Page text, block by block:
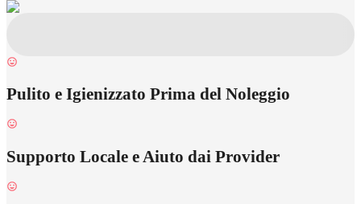
Pulito e Igienizzato Prima del Noleggio
Supporto Locale e Aiuto dai Provider